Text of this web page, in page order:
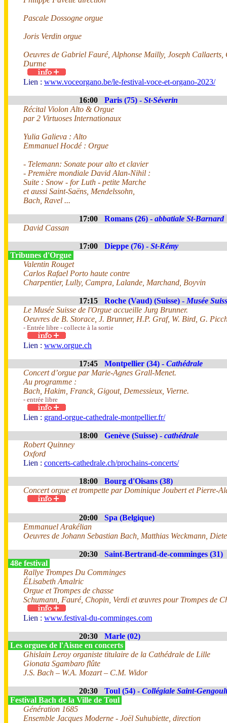
Pascale Dossogne orgue
Joris Verdin orgue
Oeuvres de Gabriel Fauré, Alphonse Mailly, Joseph Callaerts,
Durme
Lien : www.voceorgano.be/le-festival-voce-et-organo-2023/
16:00 Paris (75) - St-Séverin
Récital Violon Alto & Orgue
par 2 Virtuoses Internationaux
Yulia Galieva : Alto
Emmanuel Hocdé : Orgue
- Telemann: Sonate pour alto et clavier
- Première mondiale David Alan-Nihil :
Suite : Snow - for Luth - petite Marche
et aussi Saint-Saëns, Mendelssohn,
Bach, Ravel ...
17:00 Romans (26) - abbatiale St-Barnard
David Cassan
17:00 Dieppe (76) - St-Rémy
Tribunes d'Orgue
Valentin Rouget
Carlos Rafael Porto haute contre
Charpentier, Lully, Campra, Lalande, Marchand, Boyvin
17:15 Roche (Vaud) (Suisse) - Musée
Le Musée Suisse de l'Orgue accueille Jurg Brunner.
Oeuvres de B. Storace, J. Brunner, H.P. Graf, W. Bird, G.
- Entrée libre - collecte à la sortie
Lien : www.orgue.ch
17:45 Montpellier (34) - Cathédrale
Concert d’orgue par Marie-Agnes Grall-Menet.
Au programme :
Bach, Hakim, Franck, Gigout, Demessieux, Vierne.
- entrée libre
Lien : grand-orgue-cathedrale-montpellier.fr/
18:00 Genève (Suisse) - cathédrale
Robert Quinney
Oxford
Lien : concerts-cathedrale.ch/prochains-concerts/
18:00
Bourg d'Oisans (38)
Concert orgue et trompette par Dominique Joubert et Pierre-
20:00
Spa (Belgique)
Emmanuel Arakélian
Oeuvres de Johann Sebastian Bach, Matthias Weckmann,
20:30
Saint-Bertrand-de-comminges (31)
48e festival
Rallye Trompes Du Comminges
ÉLisabeth Amalric
Orgue et Trompes de chasse
Schumann, Fauré, Chopin, Verdi et œuvres pour Trompes de
Lien : www.festival-du-comminges.com
20:30
Marle (02)
Les orgues de l'Aisne en concerts
Ghislain Leroy organiste titulaire de la Cathédrale de Lille
Gionata Sgambaro flûte
J.S. Bach – W.A. Mozart – C.M. Widor
20:30 Toul (54) - Collégiale Saint-Gengoult
Festival Bach de la Ville de Toul
Génération 1685
Ensemble Jacques Moderne - Joël Suhubiette, direction